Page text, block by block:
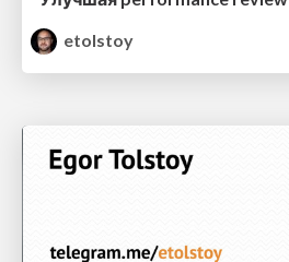
etolstoy